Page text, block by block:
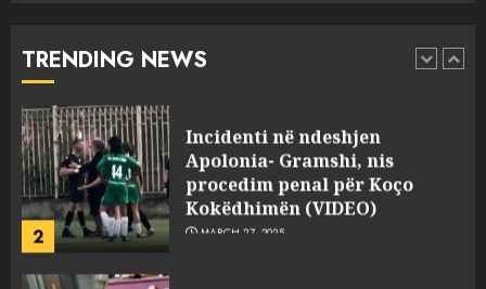
TRENDING NEWS
1
pasuri të pajustifikuar
2
Incidenti në ndeshjen
Apolonia- Gramshi, nis
procedim penal për Koço
Kokëdhimën (VIDEO)
MARCH 27, 2025